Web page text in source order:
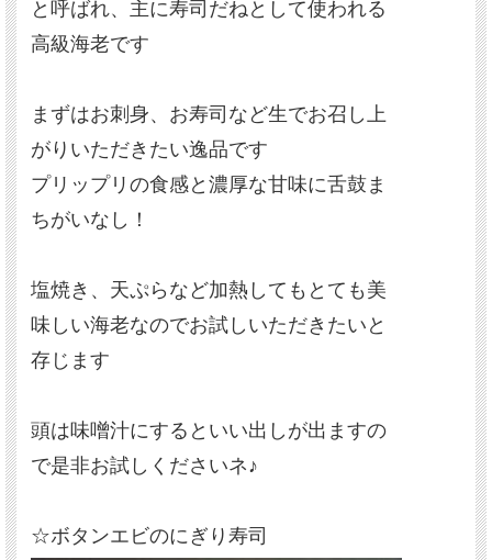
と呼ばれ、主に寿司だねとして使われる
高級海老です
まずはお刺身、お寿司など生でお召し上
がりいただきたい逸品です
プリップリの食感と濃厚な甘味に舌鼓ま
ちがいなし！
塩焼き、天ぷらなど加熱してもとても美
味しい海老なのでお試しいただきたいと
存じます
頭は味噌汁にするといい出しが出ますの
で是非お試しくださいネ♪
☆ボタンエビのにぎり寿司